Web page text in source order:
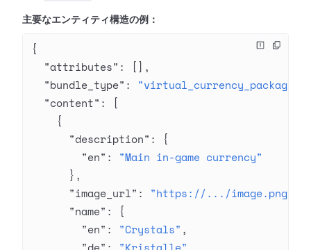
主要なエンティティ構造の例：
{
  "attributes"
: [],
  "bundle_type"
: "virtual_currency_package"
  "content"
: [
    {
      "description"
: {
        "en"
: "Main in-game currency"
      },
      "image_url"
: "https://.../image.png"
      "name"
: {
        "en"
: "Crystals" ,